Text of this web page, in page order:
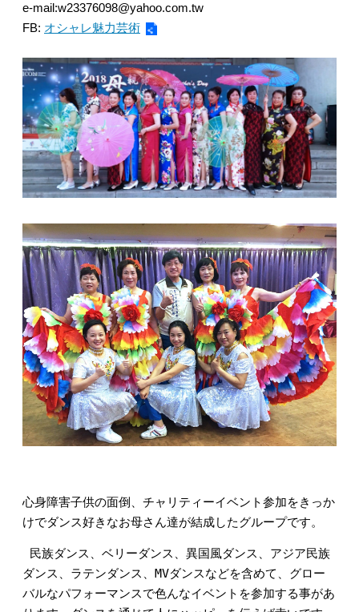
e-mail:w23376098@yahoo.com.tw
FB: オシャレ魅力芸術
心身障害子供の面倒、チャリティーイベント参加をきっか
けでダンス好きなお母さん達が結成したグループです。
ダンス、ラテンダンス、MVダンスなどを含めて、グロー
バルなパフォーマンスで色んなイベントを参加する事があ